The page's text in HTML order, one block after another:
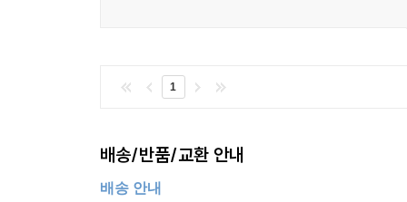
1
배송/반품/교환 안내
배송 안내